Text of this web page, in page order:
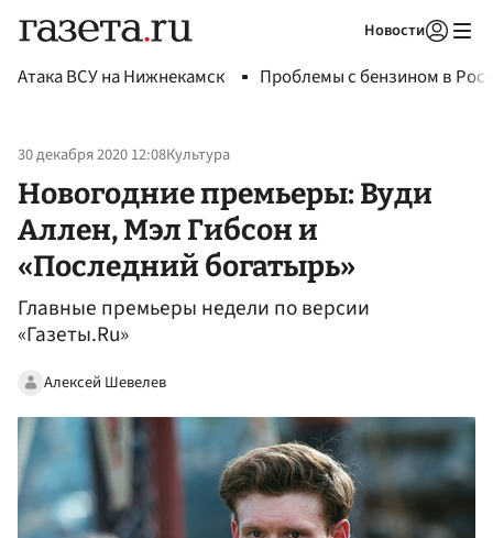
Новости
Атака ВСУ на Нижнекамск Проблемы с бензином в
30 декабря 2020 12:08Культура
Новогодние премьеры: Вуди
Аллен, Мэл Гибсон и
«Последний богатырь»
Главные премьеры недели по версии
«Газеты.Ru»
Алексей Шевелев